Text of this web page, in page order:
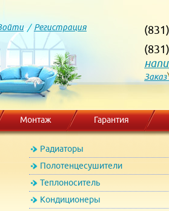
/ Регистрация
Заказ
Монтаж Гарантия
Радиаторы
Полотенцесушители
Теплоноситель
Кондиционеры